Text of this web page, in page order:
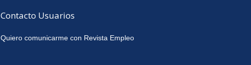
Contacto Usuarios
Quiero comunicarme con Revista Empleo